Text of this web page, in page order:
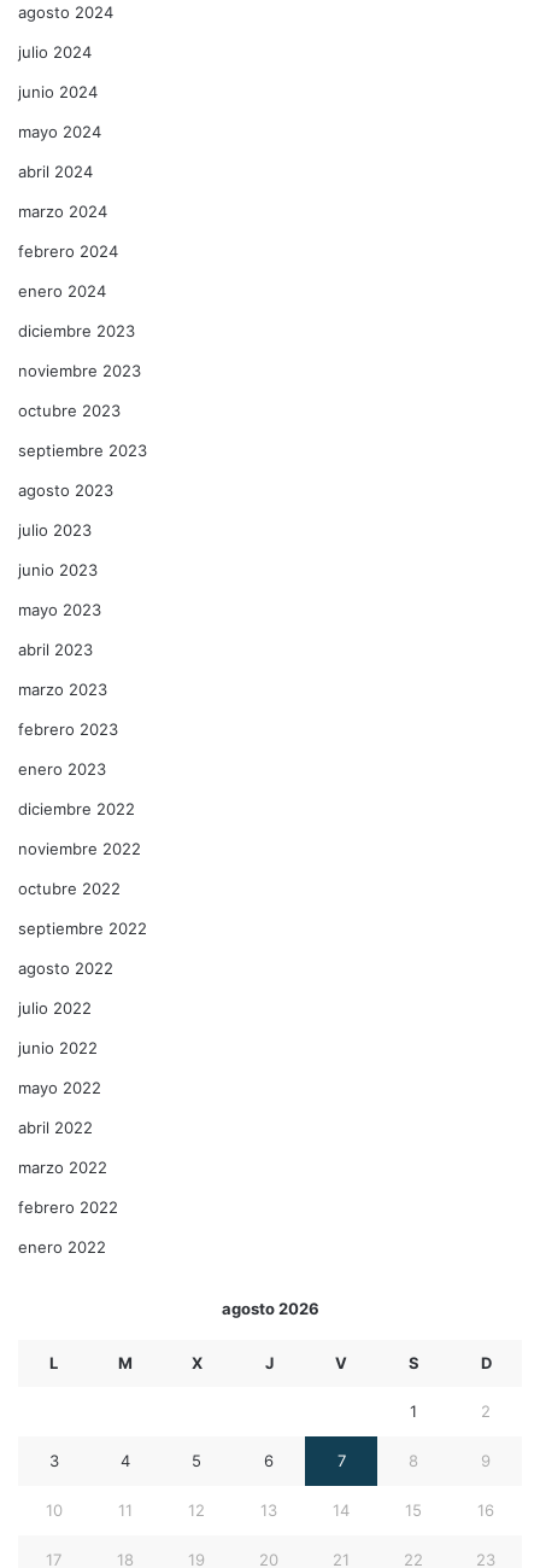
agosto 2024
julio 2024
junio 2024
mayo 2024
abril 2024
marzo 2024
febrero 2024
enero 2024
diciembre 2023
noviembre 2023
octubre 2023
septiembre 2023
agosto 2023
julio 2023
junio 2023
mayo 2023
abril 2023
marzo 2023
febrero 2023
enero 2023
diciembre 2022
noviembre 2022
octubre 2022
septiembre 2022
agosto 2022
julio 2022
junio 2022
mayo 2022
abril 2022
marzo 2022
febrero 2022
enero 2022
agosto 2026
L M X J V S D
1 2
3 4 5 6 7 8 9
10 11 12 13 14 15 16
17 18 19 20 21 22 23